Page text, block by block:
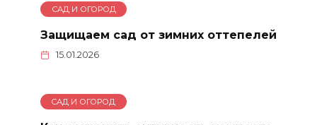
САД И ОГОРОД
Защищаем сад от зимних оттепелей
15.01.2026
САД И ОГОРОД